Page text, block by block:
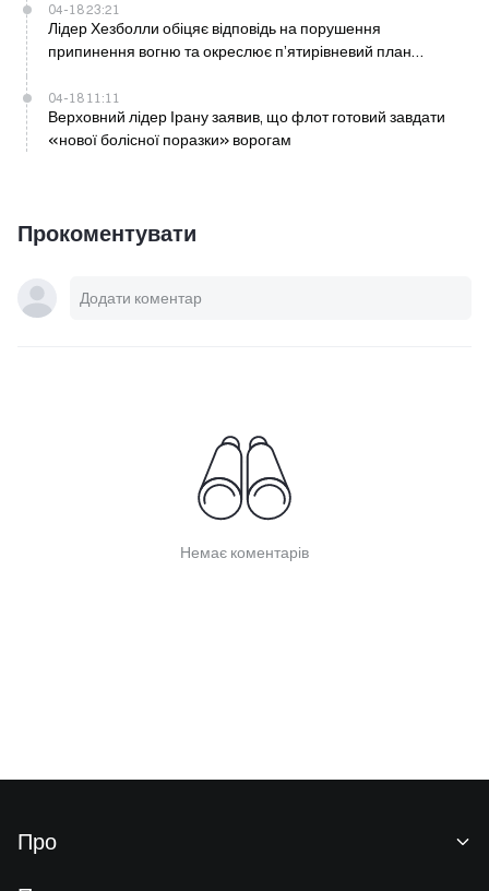
04-18 23:21
Лідер Хезболли обіцяє відповідь на порушення
припинення вогню та окреслює п’ятирівневий план
04-18 11:11
Верховний лідер Ірану заявив, що флот готовий завдати
«нової болісної поразки» ворогам
Прокоментувати
Немає коментарів
Про